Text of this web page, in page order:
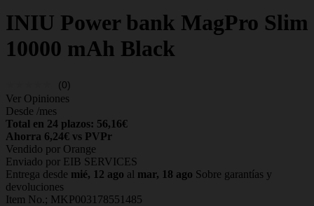
INIU Power bank MagPro Slim
10000 mAh Black
(0)
Ver Opiniones
Desde /mes
Total en 24 plazos: 56,16€
Ahorra 6,24€ vs PVPr
Vendido por Orange
Enviado por EIB SERVICES
Entrega desde mié, 12 ago al mar, 18 ago Sobre garantías y
devoluciones
Item No.; MKP003178551485